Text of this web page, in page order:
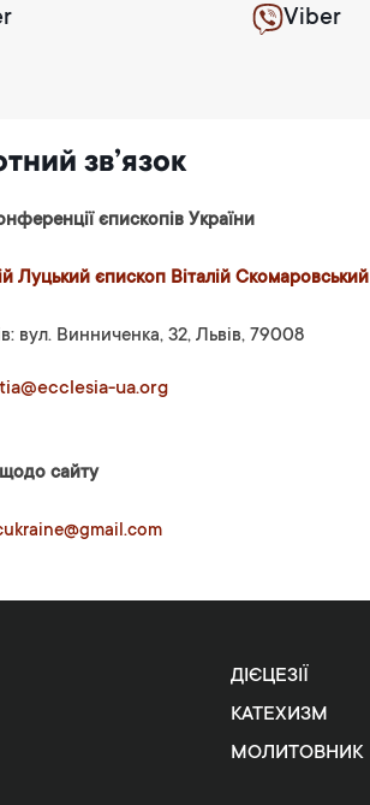
Viber
зв’язок
єпископів України
Луцький єпископ Віталій Скомаровський
вул. Винниченка, 32, Львів, 79008
ua.org
сайту
ДІЄЦЕЗІЇ
КАТЕХИЗМ
МОЛИТОВНИК